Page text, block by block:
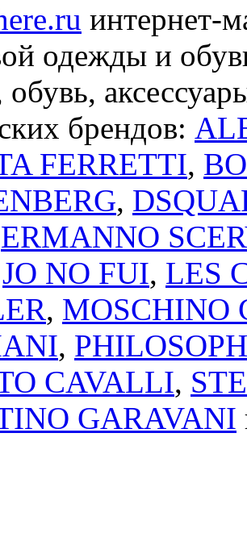
интернет-
одежды и
брендов:
FERRETTI,
,
ERMANNO
JO NO FUI, LES
, MOSCHINO
,
CAVALLI,
GARAVANI